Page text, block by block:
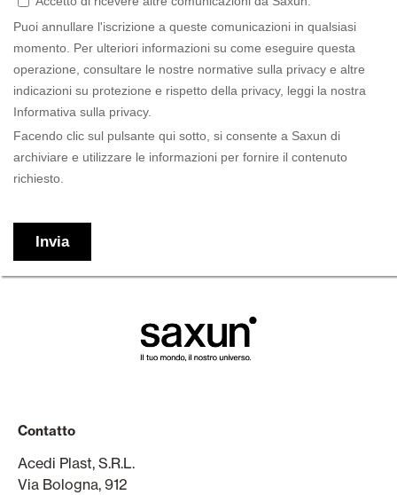
Contatto
Acedi Plast, S.R.L.
Via Bologna, 912